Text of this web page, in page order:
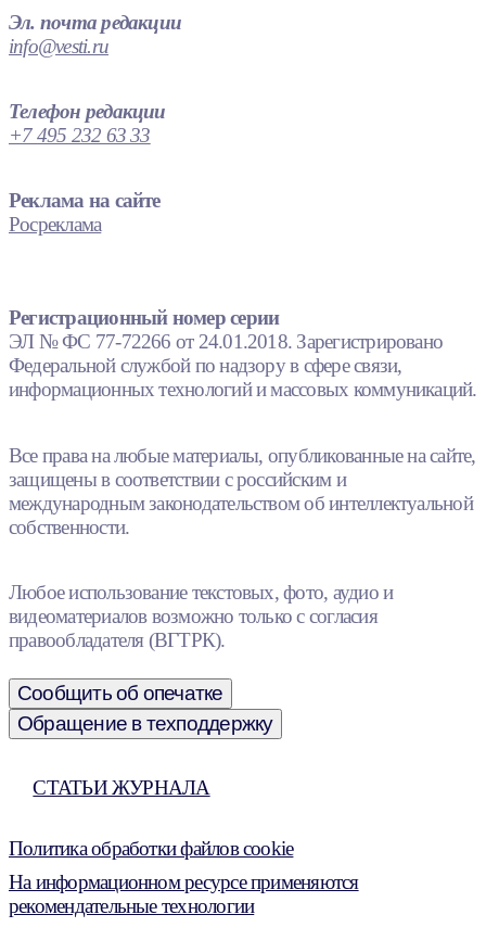
Эл. почта редакции
info@vesti.ru
Телефон редакции
+7 495 232 63 33
Реклама на сайте
Росреклама
Регистрационный номер серии
ЭЛ № ФС 77-72266 от 24.01.2018. Зарегистрировано
Федеральной службой по надзору в сфере связи,
информационных технологий и массовых коммуникаций.
Все права на любые материалы, опубликованные на сайте,
защищены в соответствии с российским и
международным законодательством об интеллектуальной
собственности.
Любое использование текстовых, фото, аудио и
видеоматериалов возможно только с согласия
правообладателя (ВГТРК).
Сообщить об опечатке
Обращение в техподдержку
СТАТЬИ ЖУРНАЛА
Политика обработки файлов cookie
На информационном ресурсе применяются
рекомендательные технологии